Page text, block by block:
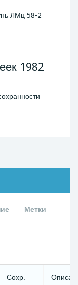
ЛМц 58-2
1982
Метки
Сохр.